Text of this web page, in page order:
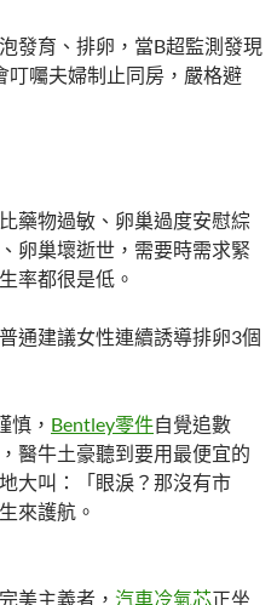
發育、排卵，當B超監測發現
叮囑夫婦制止同房，嚴格避
藥物過敏、卵巢過度安慰綜
卵巢壞逝世，需要時需求緊
率都很是低。
通建議女性連續誘導排卵3個
慎， Bentley零件自覺追數
醫牛土豪聽到要用最便宜的
大叫：「眼淚？那沒有市
來護航。
美主義者， 汽車冷氣芯正坐